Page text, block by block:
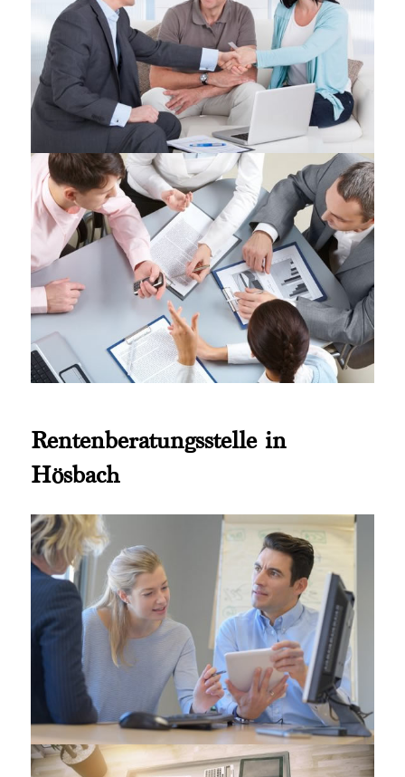
Rentenberatungsstelle in
Hösbach